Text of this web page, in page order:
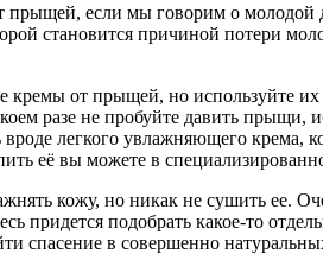
если мы говорим о молодой
становится причиной потери
от прыщей, но используйте
разе не пробуйте давить
легкого увлажняющего
её вы можете в
кожу, но никак не сушить ее.
придется подобрать какое-то
в совершенно